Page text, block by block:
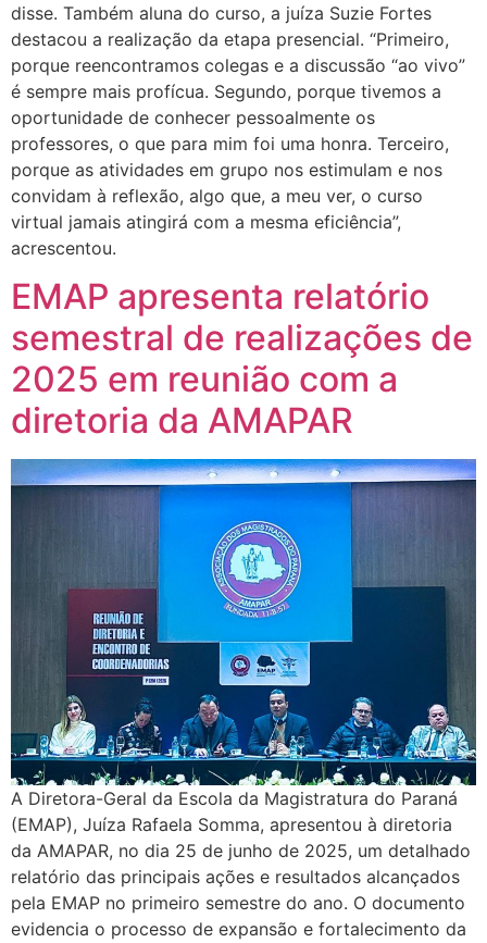
disse. Também aluna do curso, a juíza Suzie Fortes
destacou a realização da etapa presencial. “Primeiro,
porque reencontramos colegas e a discussão “ao vivo”
é sempre mais profícua. Segundo, porque tivemos a
oportunidade de conhecer pessoalmente os
professores, o que para mim foi uma honra. Terceiro,
porque as atividades em grupo nos estimulam e nos
convidam à reflexão, algo que, a meu ver, o curso
virtual jamais atingirá com a mesma eficiência”,
acrescentou.
EMAP apresenta relatório
semestral de realizações de
2025 em reunião com a
diretoria da AMAPAR
A Diretora-Geral da Escola da Magistratura do Paraná
(EMAP), Juíza Rafaela Somma, apresentou à diretoria
da AMAPAR, no dia 25 de junho de 2025, um detalhado
relatório das principais ações e resultados alcançados
pela EMAP no primeiro semestre do ano. O documento
evidencia o processo de expansão e fortalecimento da